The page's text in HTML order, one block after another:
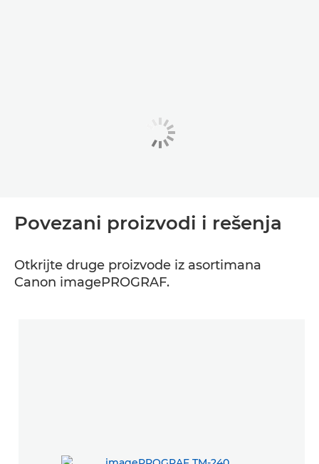
Povezani proizvodi i rešenja
Otkrijte druge proizvode iz asortimana
Canon imagePROGRAF.